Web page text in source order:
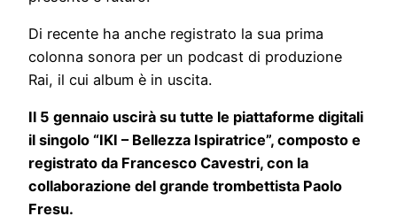
Di recente ha anche registrato la sua prima
colonna sonora per un podcast di produzione
Rai, il cui album è in uscita.
Il 5 gennaio uscirà su tutte le piattaforme digitali
il singolo “IKI – Bellezza Ispiratrice”, composto e
registrato da Francesco Cavestri, con la
collaborazione del grande trombettista Paolo
Fresu.